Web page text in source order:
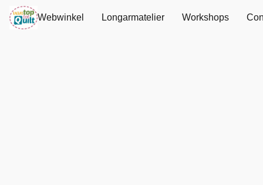
Webwinkel Longarmatelier Workshops